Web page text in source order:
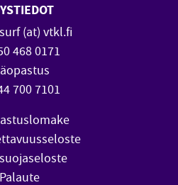
(at) vtkl.fi
468 0171
700 7101
Palaute